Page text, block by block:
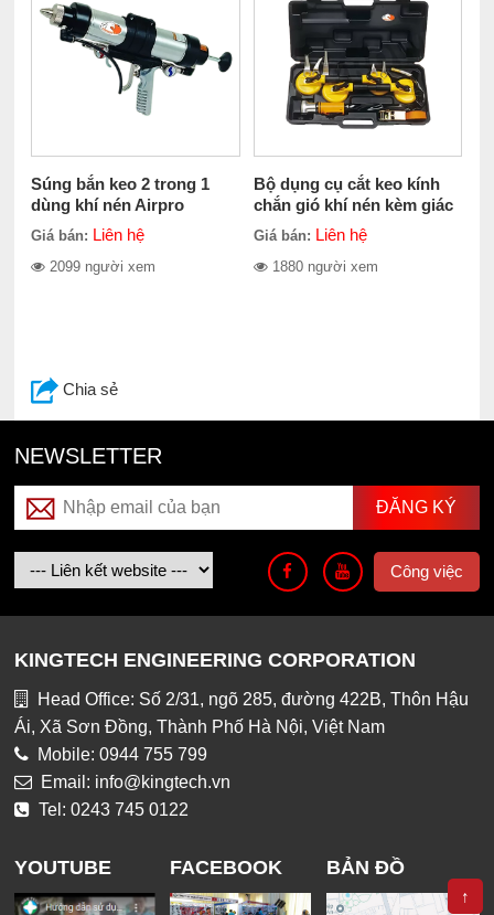
Súng bắn keo 2 trong 1
dùng khí nén Airpro
CG2032M-13
Giá bán: Liên hệ
2099 người xem
Bộ dụng cụ cắt keo kính
chắn gió khí nén kèm giác
hút Airpro SA8604HK
Giá bán: Liên hệ
1880 người xem
Chia sẻ
NEWSLETTER
Công việc
KINGTECH ENGINEERING CORPORATION
Head Office: Số 2/31, ngõ 285, đường 422B, Thôn Hậu
Ái, Xã Sơn Đồng, Thành Phố Hà Nội, Việt Nam
Mobile: 0944 755 799
Email: info@kingtech.vn
Tel: 0243 745 0122
YOUTUBE FACEBOOK BẢN ĐỒ
↑